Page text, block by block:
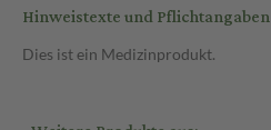
Hinweistexte und Pflichtangaben
Dies ist ein Medizinprodukt.